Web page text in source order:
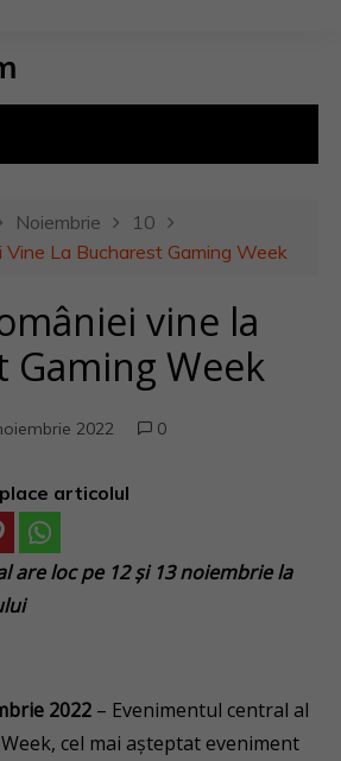
Noiembrie
10
La Bucharest Gaming Week
vine la
Gaming Week
2022 0
articolul
are loc pe 12 și 13 noiembrie la
2022 – Evenimentul central al
cel mai așteptat eveniment